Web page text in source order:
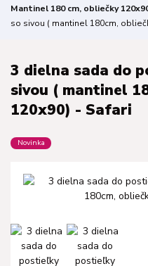
Mantinel 180 cm, obliečky
so sivou ( mantinel 180cm,
3 dielna sada do
sivou ( mantinel
120x90) - Safari
Novinka